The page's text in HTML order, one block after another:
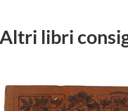
Altri libri